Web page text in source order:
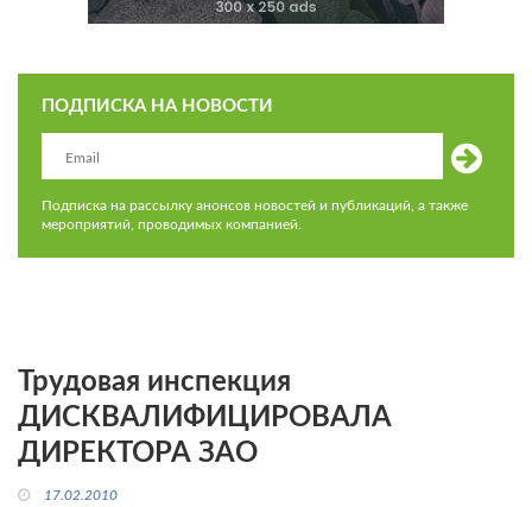
ПОДПИСКА НА НОВОСТИ
Подписка на рассылку анонсов новостей и публикаций, а также
мероприятий, проводимых компанией.
Трудовая инспекция
ДИСКВАЛИФИЦИРОВАЛА
ДИРЕКТОРА ЗАО
17.02.2010